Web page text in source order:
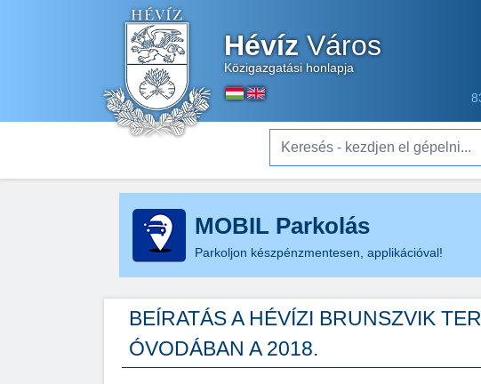
HévízVáros
Közigazgatási honlapja
Keresés - kezdjen el gépelni...
MOBIL Parkolás
Parkoljon készpénzmentesen, applikációval!
BEÍRATÁS A HÉVÍZI BRUNSZVIK
ÓVODÁBAN A 2018.